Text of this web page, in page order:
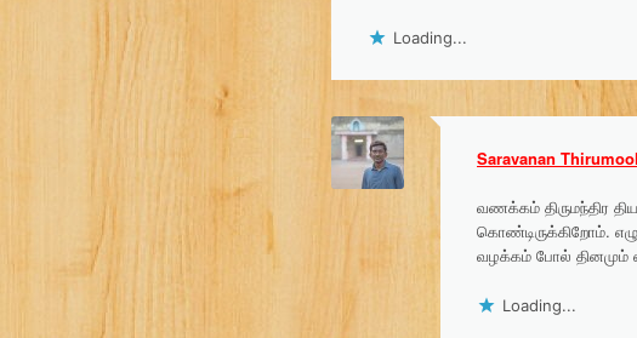
i
o
n
Loading...
Saravanan
வணக்கம் திருமந்திர
கொண்டிருக்கிறோம்.
வழக்கம் போல் தினமும்
Loading...